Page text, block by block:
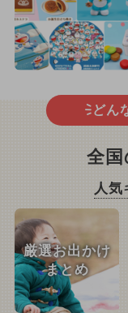
どん
全
人
厳選お出かけ
まとめ